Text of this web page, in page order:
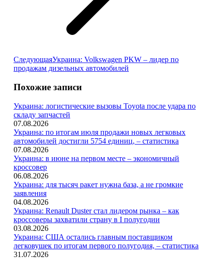
СледующаяСледующая
запись:
Украина: Volkswagen PKW – лидер по
продажам дизельных автомобилей
Похожие записи
Украина: логистические вызовы Toyota после удара по
складу запчастей
07.08.2026
Украина: по итогам июля продажи новых легковых
автомобилей достигли 5754 единиц, – статистика
07.08.2026
Украина: в июне на первом месте – экономичный
кроссовер
06.08.2026
Украина: для тысяч ракет нужна база, а не громкие
заявления
04.08.2026
Украина: Renault Duster стал лидером рынка – как
кроссоверы захватили страну в I полугодии
03.08.2026
Украина: США остались главным поставщиком
легковушек по итогам первого полугодия, – статистика
31.07.2026